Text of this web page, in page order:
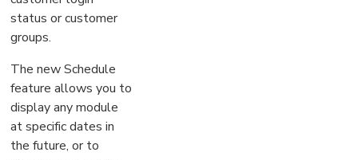
status or customer
groups.
The new Schedule
feature allows you to
display any module
at specific dates in
the future, or to